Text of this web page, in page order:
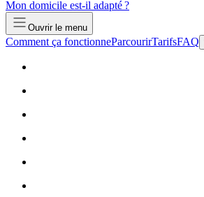
Mon domicile est-il adapté ?
Ouvrir le menu
Comment ça fonctionneParcourirTarifsFAQ